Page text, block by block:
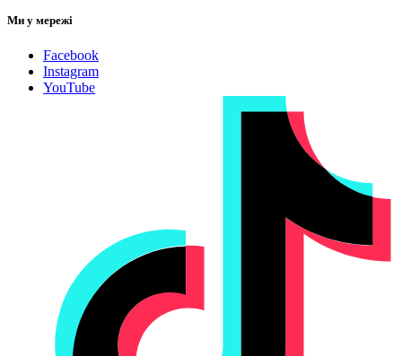
Ми у мережі
Facebook
Instagram
YouTube